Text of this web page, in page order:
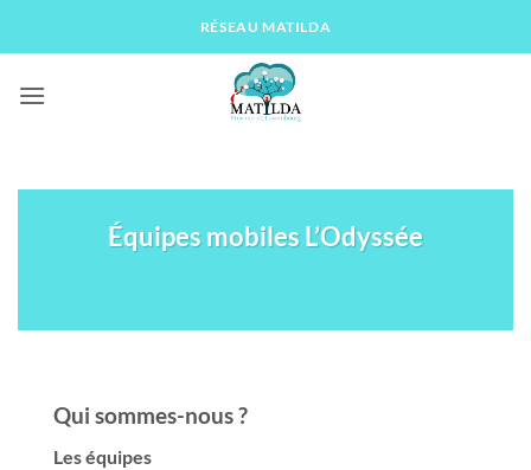
RÉSEAU MATILDA
Équipes mobiles L’Odyssée
Qui sommes-nous ?
Les équipes